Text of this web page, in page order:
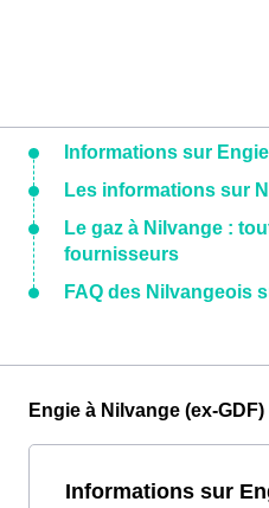
Informations sur
Les informations sur
Le gaz à Nilvange :
fournisseurs
FAQ des Nilvangeois
Engie à Nilvange (ex-GDF)
Informations sur